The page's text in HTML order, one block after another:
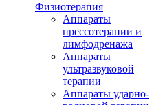
Физиотерапия
Аппараты
прессотерапии и
лимфодренажа
Аппараты
ультразвуковой
терапии
Аппараты ударно-